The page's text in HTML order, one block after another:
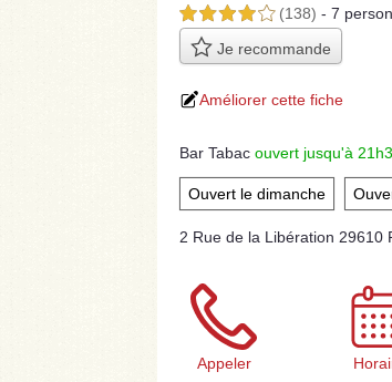
4,0 étoiles sur 5 (138) - 7
Je recommande
Améliorer cette fiche
Bar Tabac ouvert jusqu'à
Ouvert le dimanche
2 Rue de la Libération 29610
Appeler